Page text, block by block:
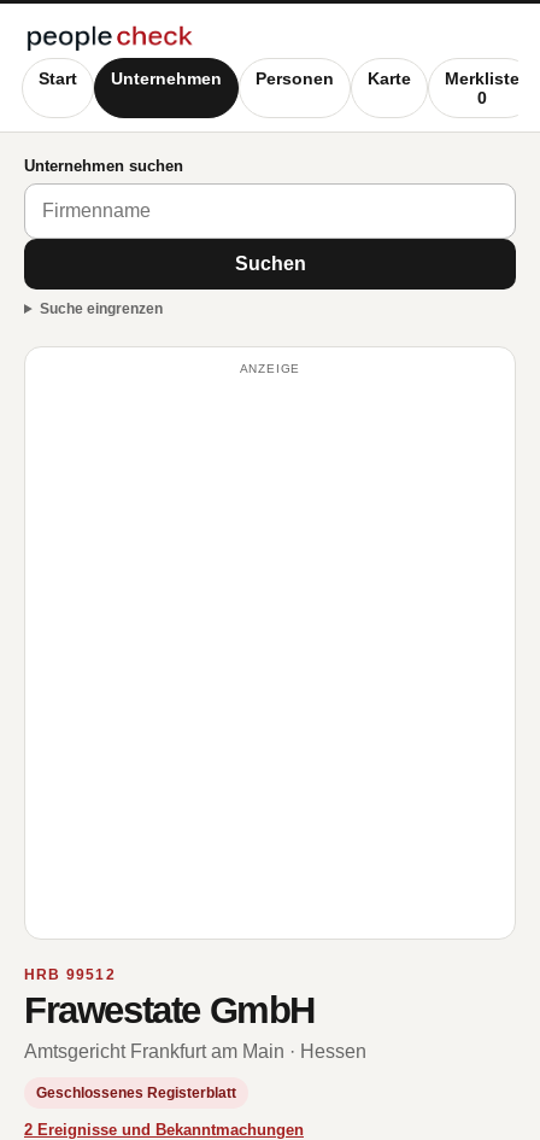
Start Unternehmen Personen Karte
Merkliste
0
Unternehmen suchen
Suchen
Suche eingrenzen
ANZEIGE
HRB 99512
Frawestate GmbH
Amtsgericht Frankfurt am Main · Hessen
Geschlossenes Registerblatt
2 Ereignisse und Bekanntmachungen